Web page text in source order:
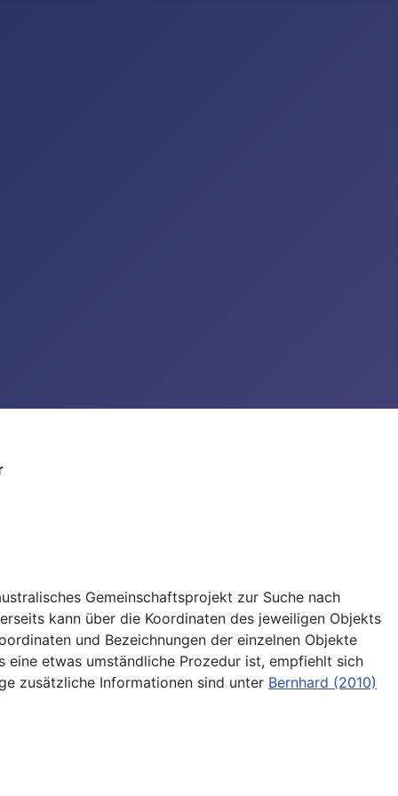
Gemeinschaftsprojekt zur Suche nach
kann über die Koordinaten des jeweiligen Objekts
und Bezeichnungen der einzelnen Objekte
etwas umständliche Prozedur ist, empfiehlt sich
zusätzliche Informationen sind unter Bernhard (2010)